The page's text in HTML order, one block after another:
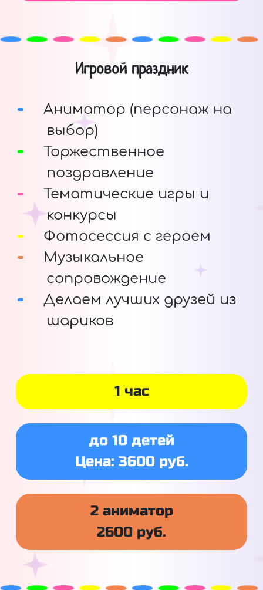
Игровой праздник
Аниматор (персонаж на
выбор)
Торжественное
поздравление
Тематические игры и
конкурсы
Фотосессия с героем
Музыкальное
сопровождение
Делаем лучших друзей из
шариков
1 час
до 10 детей
Цена: 3600 руб.
2 аниматор
2600 руб.